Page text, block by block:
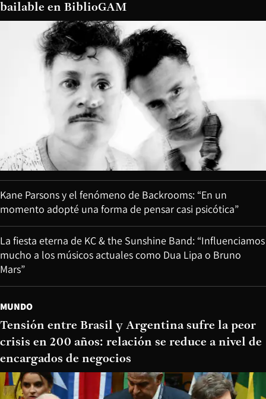
bailable en BiblioGAM
Kane Parsons y el fenómeno de Backrooms: “En un
momento adopté una forma de pensar casi psicótica”
La fiesta eterna de KC & the Sunshine Band: “Influenciamos
mucho a los músicos actuales como Dua Lipa o Bruno
Mars”
MUNDO
Tensión entre Brasil y Argentina sufre la peor
crisis en 200 años: relación se reduce a nivel de
encargados de negocios